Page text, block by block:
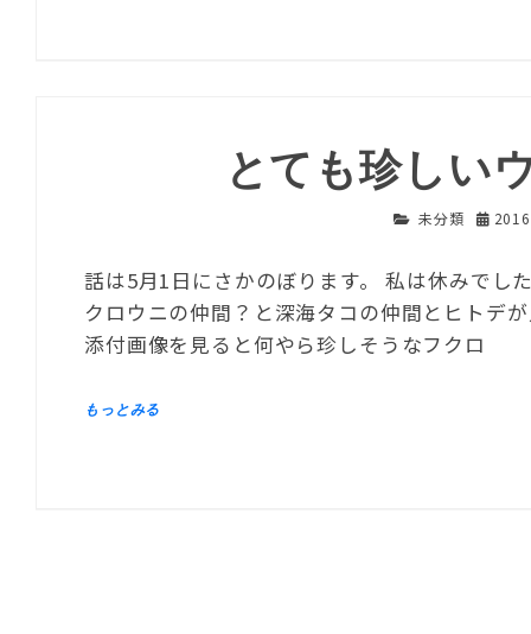
とても珍しい
未分類
話は5月1日にさかのぼります。 私は休みでし
クロウニの仲間？と深海タコの仲間とヒトデ
添付画像を見ると何やら珍しそうなフクロ